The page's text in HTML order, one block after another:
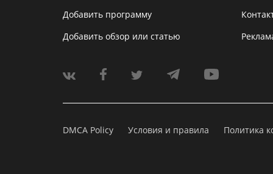
Добавить программу
Добавить обзор или статью
DMCA Policy Условия и правила Политика